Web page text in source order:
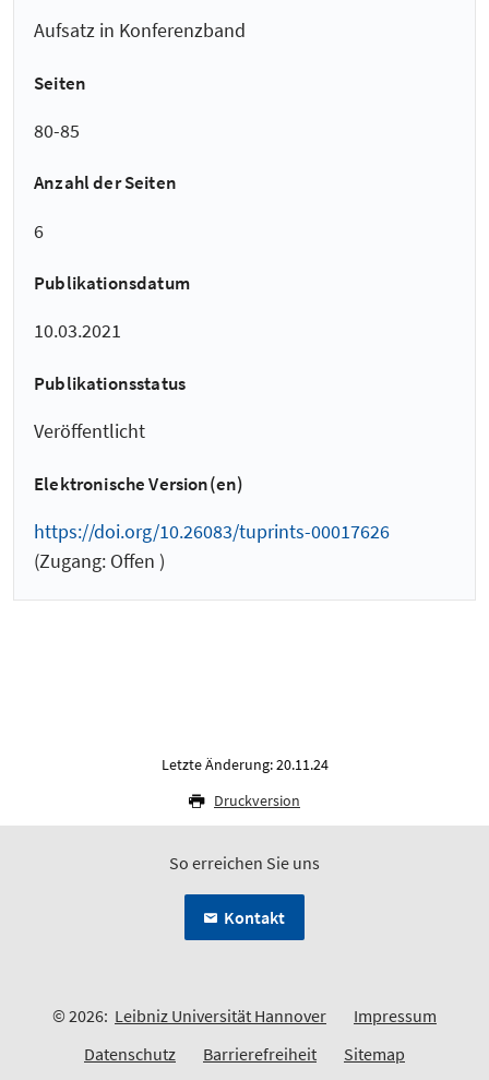
Aufsatz in Konferenzband
Seiten
80-85
Anzahl der Seiten
6
Publikationsdatum
10.03.2021
Publikationsstatus
Veröffentlicht
Elektronische Version(en)
https://doi.org/10.26083/tuprints-00017626
(Zugang: Offen )
Letzte Änderung: 20.11.24
Druckversion
So erreichen Sie uns
Kontakt
© 2026: Leibniz Universität Hannover
Impressum
Datenschutz
Barrierefreiheit Sitemap